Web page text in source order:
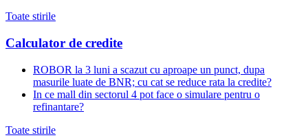
Toate stirile
Calculator de credite
ROBOR la 3 luni a scazut cu aproape un punct, dupa
masurile luate de BNR; cu cat se reduce rata la credite?
In ce mall din sectorul 4 pot face o simulare pentru o
refinantare?
Toate stirile